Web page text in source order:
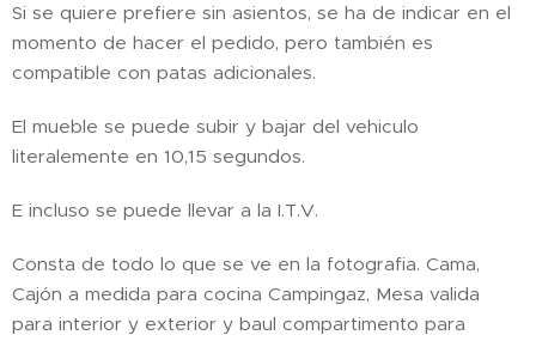
Si se quiere prefiere sin asientos, se ha de indicar en el
momento de hacer el pedido, pero también es
compatible con patas adicionales.
El mueble se puede subir y bajar del vehiculo
literalemente en 10,15 segundos.
E incluso se puede llevar a la I.T.V.
Consta de todo lo que se ve en la fotografia. Cama,
Cajón a medida para cocina Campingaz, Mesa valida
para interior y exterior y baul compartimento para